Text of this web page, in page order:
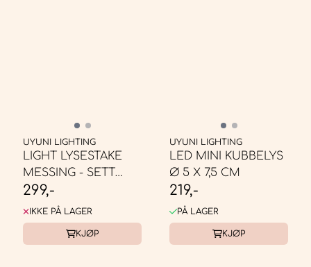
UYUNI LIGHTING
LIGHT LYSESTAKE
MESSING - SETT
MED 2 STK
299,-
IKKE PÅ LAGER
KJØP
UYUNI LIGHTING
LED MINI KUBBELYS
Ø 5 X 7,5 CM
219,-
PÅ LAGER
KJØP